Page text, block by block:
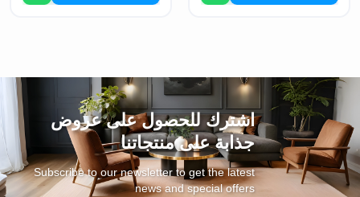
اشترك للحصول على عروض
جذابة على منتجاتنا
Subscribe to our newsletter to get the latest
news and special offers